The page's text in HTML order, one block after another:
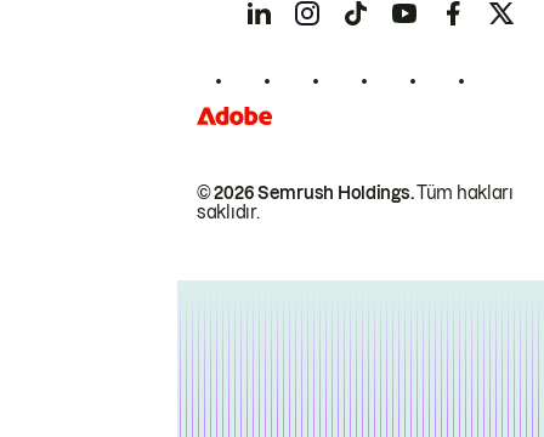
© 2026 Semrush Holdings.Tüm hakları
saklıdır.